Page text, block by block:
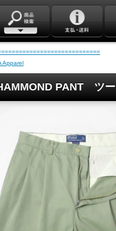
PANT ツー